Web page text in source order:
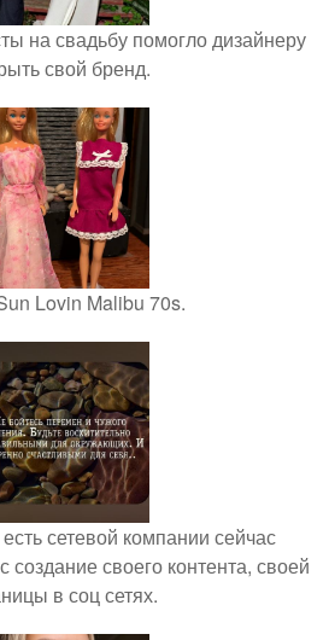
на свадьбу помогло дизайнеру
свой бренд.
Lovin Malibu 70s.
сетевой компании сейчас
создание своего контента, своей
в соц сетях.